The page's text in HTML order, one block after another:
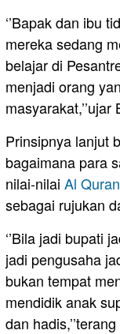
‘’Bapak dan ibu
mereka sedang
belajar di
menjadi orang
masyarakat,’’ujar
Prinsipnya lanjut
bagaimana para
nilai-nilai Al Quran
sebagai rujukan
‘’Bila jadi bupati
jadi pengusaha
bukan tempat
mendidik anak
dan